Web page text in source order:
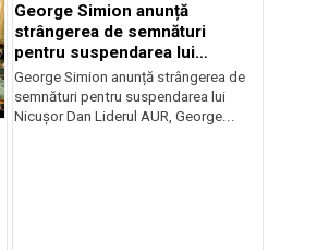
George Simion anunță
strângerea de semnături
pentru suspendarea lui
Nicușor Dan
George Simion anunță strângerea de
semnături pentru suspendarea lui
Nicușor Dan Liderul AUR, George...